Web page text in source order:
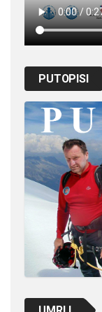
PUTOPISI